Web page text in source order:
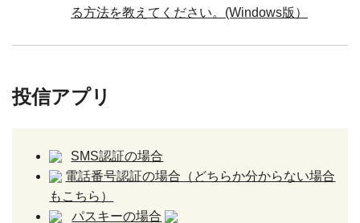
る方法を教えてください。(Windows版）
投信アプリ
SMS認証の場合
電話番号認証の場合（どちらか分からない場合
もこちら）
パスキーの場合